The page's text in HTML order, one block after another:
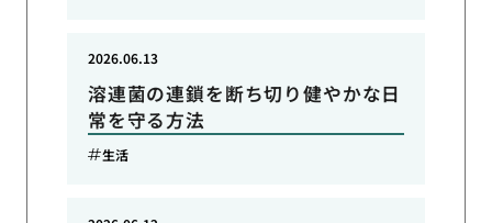
溶連菌の連鎖を断ち切り健やかな日
常を守る方法
2026.06.13
生活